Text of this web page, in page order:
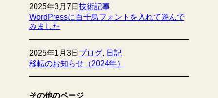
2025年3月7日 技術記事
WordPressに百千鳥フォントを入れて遊んで
みました
2025年1月3日 ブログ, 日記
移転のお知らせ（2024年）
その他のページ